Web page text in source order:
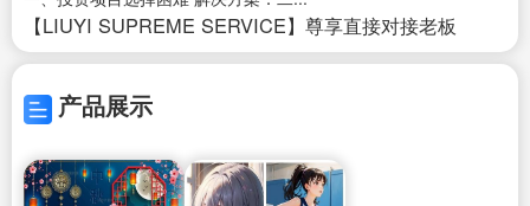
【LIUYI SUPREME SERVICE】尊享直接对接老板
产品展示